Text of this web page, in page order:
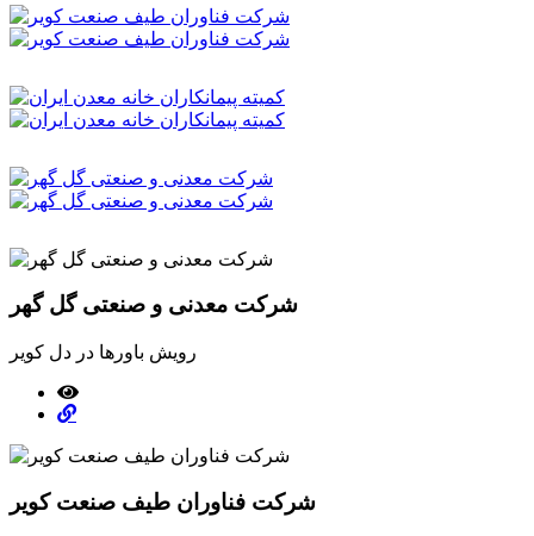
شرکت معدنی و صنعتی گل گهر
رویش باورها در دل کویر
شرکت فناوران طیف صنعت کویر